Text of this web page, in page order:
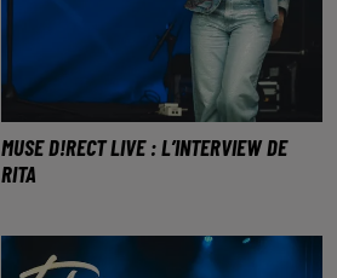
MUSE D!RECT LIVE : L’INTERVIEW DE
RITA
D!rect Live ce vendredi 24 mai.